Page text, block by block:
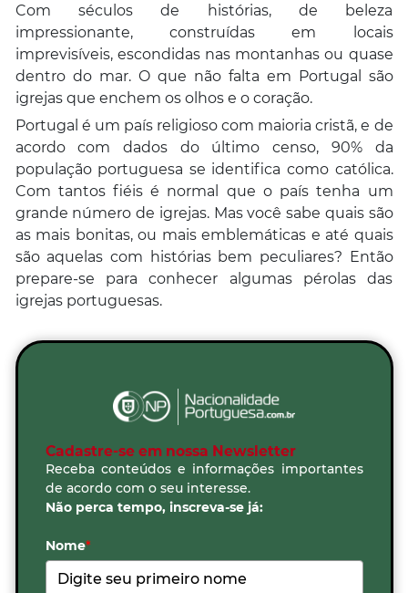
Com séculos de histórias, de beleza
impressionante, construídas em locais
imprevisíveis, escondidas nas montanhas ou quase
dentro do mar. O que não falta em Portugal são
igrejas que enchem os olhos e o coração.
Portugal é um país religioso com maioria cristã, e de
acordo com dados do último censo, 90% da
população portuguesa se identifica como católica.
Com tantos fiéis é normal que o país tenha um
grande número de igrejas. Mas você sabe quais são
as mais bonitas, ou mais emblemáticas e até quais
são aquelas com histórias bem peculiares? Então
prepare-se para conhecer algumas pérolas das
igrejas portuguesas.
Cadastre-se em nossa Newsletter
Receba conteúdos e informações importantes
de acordo com o seu interesse.
Não perca tempo, inscreva-se já:
Nome*